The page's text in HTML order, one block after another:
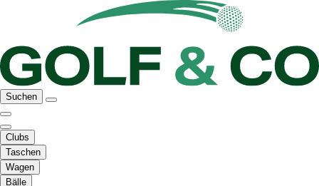
Suchen
Clubs
Taschen
Wagen
Bälle